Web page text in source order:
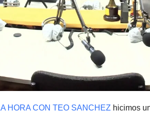
HORA CON TEO SANCHEZ hicimos